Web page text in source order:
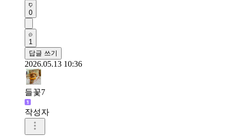
0
1
답글 쓰기
2026.05.13 10:36
들꽃7
작성자